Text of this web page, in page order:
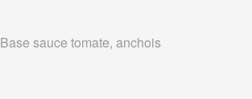
Base sauce tomate, anchois